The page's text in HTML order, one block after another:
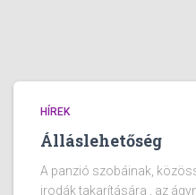
HÍREK
Álláslehetőség
A panzió szobáinak,
irodák takarítására , az